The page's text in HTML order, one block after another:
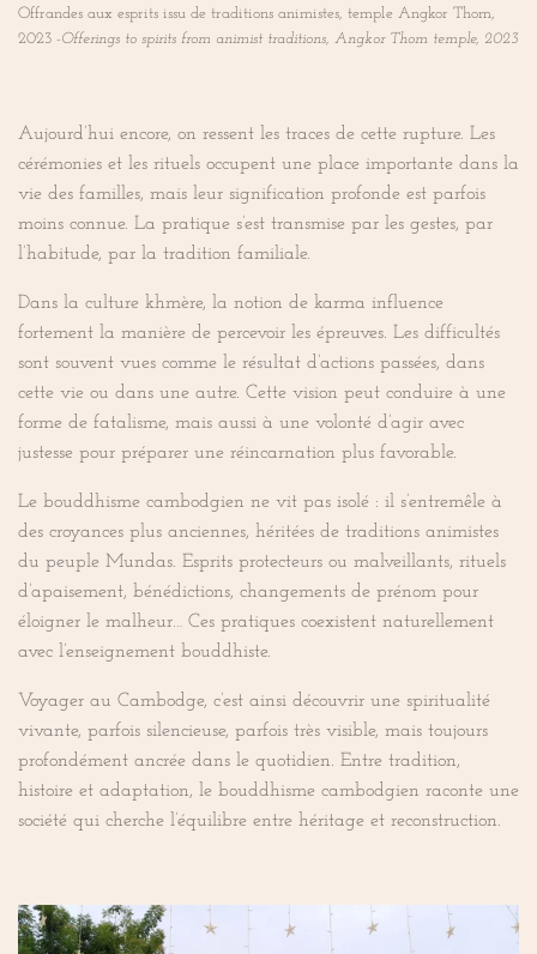
Offrandes aux esprits issu de traditions animistes, temple Angkor Thom,
2023 -Offerings to spirits from animist traditions, Angkor Thom temple, 2023
Aujourd’hui encore, on ressent les traces de cette rupture. Les
cérémonies et les rituels occupent une place importante dans la
vie des familles, mais leur signification profonde est parfois
moins connue. La pratique s’est transmise par les gestes, par
l’habitude, par la tradition familiale.
Dans la culture khmère, la notion de karma influence
fortement la manière de percevoir les épreuves. Les difficultés
sont souvent vues comme le résultat d’actions passées, dans
cette vie ou dans une autre. Cette vision peut conduire à une
forme de fatalisme, mais aussi à une volonté d’agir avec
justesse pour préparer une réincarnation plus favorable.
Le bouddhisme cambodgien ne vit pas isolé : il s’entremêle à
des croyances plus anciennes, héritées de traditions animistes
du peuple Mundas. Esprits protecteurs ou malveillants, rituels
d’apaisement, bénédictions, changements de prénom pour
éloigner le malheur… Ces pratiques coexistent naturellement
avec l’enseignement bouddhiste.
Voyager au Cambodge, c’est ainsi découvrir une spiritualité
vivante, parfois silencieuse, parfois très visible, mais toujours
profondément ancrée dans le quotidien. Entre tradition,
histoire et adaptation, le bouddhisme cambodgien raconte une
société qui cherche l’équilibre entre héritage et reconstruction.